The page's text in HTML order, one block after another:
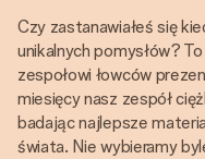
Czy zastanawiałeś się
unikalnych pomysłów?
zespołowi łowców
miesięcy nasz zespół
badając najlepsze
świata. Nie wybieramy